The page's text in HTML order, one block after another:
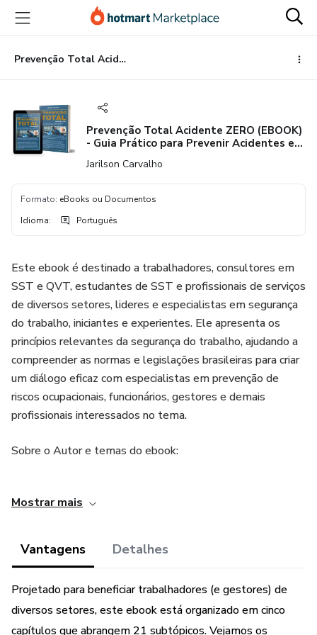
para
conteúdo
principal
para
pagamento
para
rodapé
Prevenção Total Acidente ZERO (EBOOK) - Guia Prático para Prevenir Acidentes e Doenças Ocupacionais (Segurança do trabalho).
Prevenção Total Acidente ZERO (EBOOK)
- Guia Prático para Prevenir Acidentes e
trabalho).
Jarilson Carvalho
Formato: eBooks ou Documentos
Idioma: Português
Este ebook é destinado a trabalhadores, consultores em
SST e QVT, estudantes de SST e profissionais de serviços
de diversos setores, lideres e especialistas em segurança
do trabalho, iniciantes e experientes. Ele apresenta os
princípios relevantes da segurança do trabalho, ajudando a
compreender as normas e legislações brasileiras para criar
um diálogo eficaz com especialistas em prevenção de
riscos ocupacionais, funcionários, gestores e demais
profissionais interessados ​​no tema.
Sobre o Autor e temas do ebook:
(Atualmente, com 7 (sete) ebooks criados) na área de
trabalho (QVT). Com mais de 25 anos de experiência no
setor industrial, já atuou como operador auxiliar, operador
professor em escolas técnicas e consultor de empresas no
ramo de medicina e de segurança do trabalho. Possui
Mostrar mais
Vantagens Detalhes
Projetado para beneficiar trabalhadores (e gestores) de
diversos setores, este ebook está organizado em cinco
capítulos que abrangem 21 subtópicos. Vejamos os